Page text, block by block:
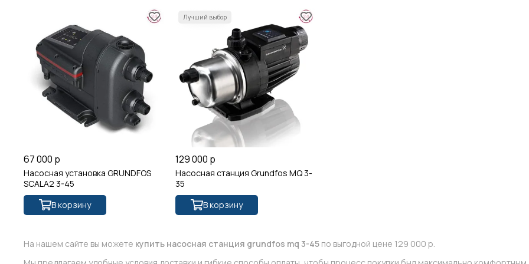
67 000 р
Насосная установка GRUNDFOS
SCALA2 3-45
В корзину
129 000 р
Насосная станция Grundfos MQ 3-
35
В корзину
На нашем сайте вы можете купить насосная станция grundfos mq 3-45 по выгодной цене 129 000 р.